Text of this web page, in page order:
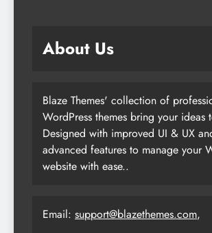
About Us
Blaze Themes' collection of
WordPress themes bring your ideas
Designed with improved UI & UX
advanced features to manage your
website with ease..
Email: support@blazethemes.com,